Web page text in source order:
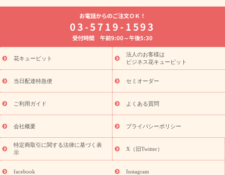
よく贈られる花
お祝いの花特集
誕生日フラワーギフト特集
8月の誕生花(トルコキキョウ)
開店・開業祝い
お供え・お悔やみ お供え・お悔やみの花
通夜・葬儀に贈る花 胡蝶蘭・花鉢
ーブドフラワー
季節のイベント
ひまわり ギフト・プレゼント
特集
お盆 花（新盆・初盆） 季節のイベント
お盆 花（新
盆・初盆）
お盆 花（新盆・初盆）
お盆・お供え 花とセットギ
フト
お盆・お供え プリザーブドフラワー
ひまわり ギフト・プ
レゼント特集
夏の花贈り・お中元・暑中見舞い 花のギフト特集
敬老の日におくる花ギフト・プレゼント特集
花ギフト・プレゼント特集
敬老の日 花のおすすめランキング
敬
老の日 花鉢植えのギフト・プレゼント特集
敬老の日 花とセットギ
フト・プレゼント特集
敬老の日の花 全てのギフト一覧
キャン
ペーン
映画『ウォーターガーディアンズ』コラボキャンペーン
「きょう誕生日なんです」キャンペーン
誕生日の花を探す
誕生日フラワーギフト 誕生日フラワーギフト特集
お電話からのご注文ＯＫ！
03-5719-1593
受付時間 午前9:00～午後5:30
花キューピット
法人のお客様は
ビジネス花キューピット
当日配達特急便 セミオーダー
ご利用ガイド よくある質問
会社概要 プライバシーポリシー
特定商取引に関する法律に基づく表
示
X（旧Twitter）
facebook Instagram